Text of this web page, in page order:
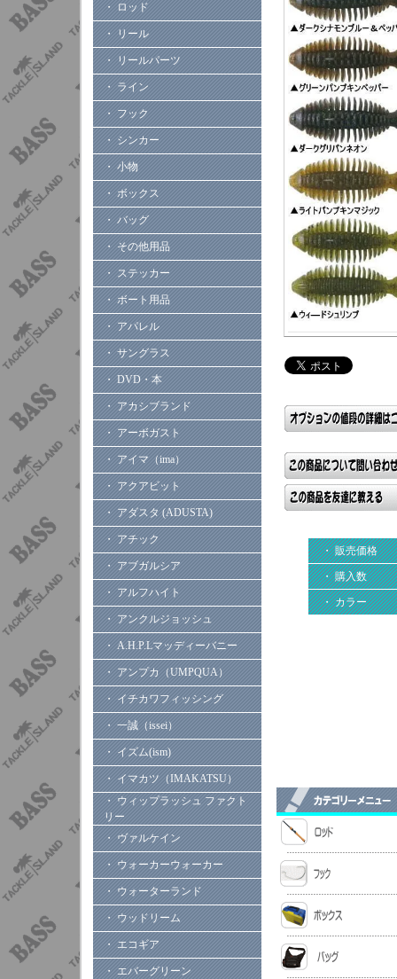
・ ロッド
・ リール
・ リールパーツ
・ ライン
・ フック
・ シンカー
・ 小物
・ ボックス
・ バッグ
・ その他用品
・ ステッカー
・ ボート用品
・ アパレル
・ サングラス
・ DVD・本
・ アカシブランド
・ アーボガスト
・ アイマ（ima）
・ アクアビット
・ アダスタ (ADUSTA)
・ アチック
・ アブガルシア
・ アルフハイト
・ アンクルジョッシュ
・ A.H.P.Lマッディーバニー
・ アンプカ（UMPQUA）
・ イチカワフィッシング
・ 一誠（issei）
・ イズム(ism)
・ イマカツ（IMAKATSU）
・ ウィップラッシュ ファクト
リー
・ ヴァルケイン
・ ウォーカーウォーカー
・ ウォーターランド
・ ウッドリーム
・ エコギア
・ エバーグリーン
・ 販売価格
・ 購入数
・ カラー